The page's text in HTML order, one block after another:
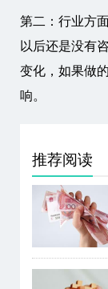
第二：行业方
以后还是没有
变化，如果做
响。
推荐阅读